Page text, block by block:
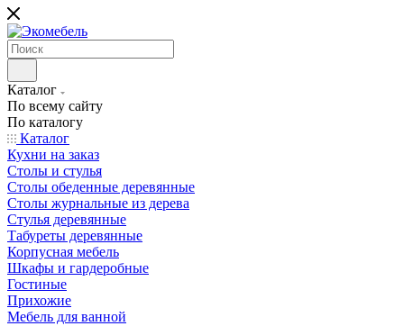
Каталог
По всему сайту
По каталогу
Каталог
Кухни на заказ
Столы и стулья
Столы обеденные деревянные
Столы журнальные из дерева
Стулья деревянные
Табуреты деревянные
Корпусная мебель
Шкафы и гардеробные
Гостиные
Прихожие
Мебель для ванной